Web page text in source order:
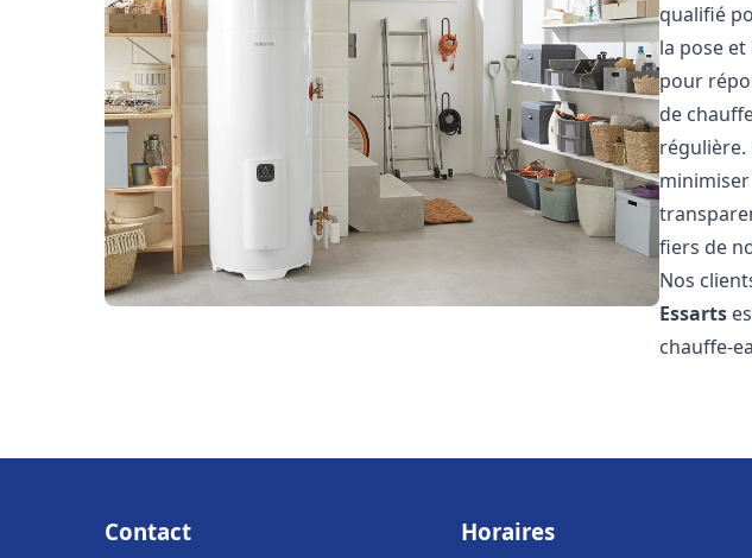
qualifié
la pose
pour
de
régulière.
fiers de
Nos
Essarts
chauffe-
Contact Horaires